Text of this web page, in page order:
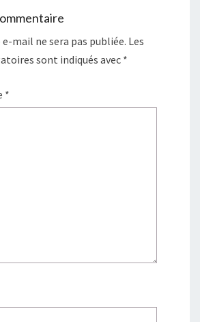
mail ne sera pas publiée. Les
sont indiqués avec *
*